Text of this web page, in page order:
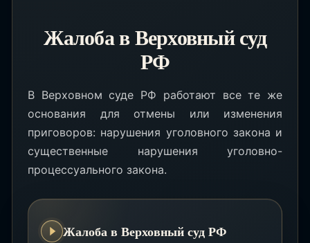
Жалоба в Верховный суд
РФ
В Верховном суде РФ работают все те же
основания для отмены или изменения
приговоров: нарушения уголовного закона и
существенные нарушения уголовно-
процессуального закона.
Жалоба в Верховный суд РФ